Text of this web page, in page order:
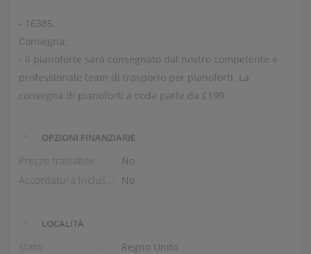
- 16385.
Consegna:
- Il pianoforte sarà consegnato dal nostro competente e
professionale team di trasporto per pianoforti. La
consegna di pianoforti a coda parte da £199.
OPZIONI FINANZIARIE
Prezzo trattabile
No
No
LOCALITÀ
Stato
Regno Unito